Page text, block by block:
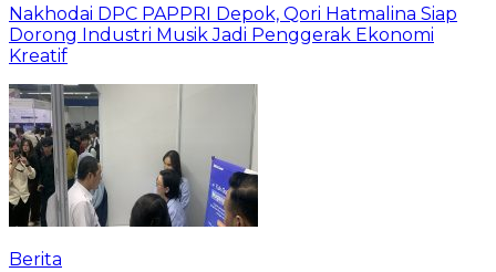
Nakhodai DPC PAPPRI Depok, Qori Hatmalina Siap
Dorong Industri Musik Jadi Penggerak Ekonomi
Kreatif
Berita